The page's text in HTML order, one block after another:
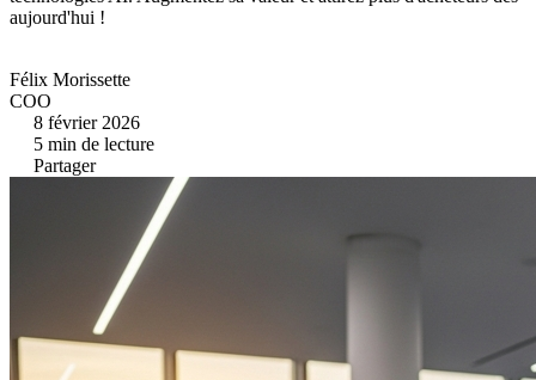
aujourd'hui !
Félix Morissette
COO
8 février 2026
5 min de lecture
Partager